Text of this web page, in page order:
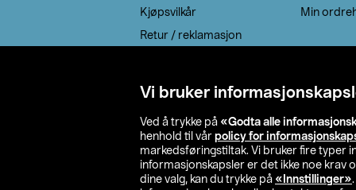
Vi bruker
Ved å trykke på «Godta alle
henhold til vår policy for
markedsføringstiltak. Vi bruker fire typer
informasjonskapsler er det ikke noe krav
dine valg, kan du trykke på «Innstillinger»
Kjøpsvilkår
Retur / reklamasjon
Min